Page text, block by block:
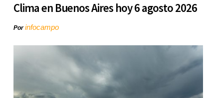
Clima en Buenos Aires hoy 6 agosto 2026
Porinfocampo